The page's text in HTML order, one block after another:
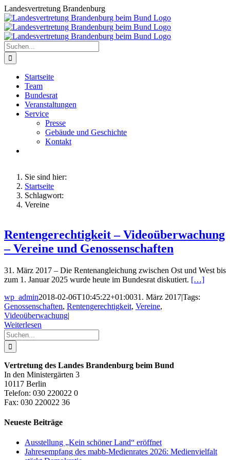
Zum
Inhalt
springen
Landesvertretung Brandenburg
Suche
nach:
Startseite
Team
Bundesrat
Veranstaltungen
Service
Presse
Gebäude und Geschichte
Kontakt
Sie sind hier:
Startseite
Schlagwort:
Vereine
Rentengerechtigkeit – Videoüberwachung
– Vereine und Genossenschaften
31. März 2017 – Die Rentenangleichung zwischen Ost und West bis
zum 1. Januar 2025 wurde heute im Bundesrat diskutiert. […]
wp_admin2018-02-06T10:45:22+01:0031. März 2017|Tags:
Genossenschaften, Rentengerechtigkeit, Vereine,
Videoüberwachung|
Weiterlesen
Suche
nach:
Vertretung des Landes Brandenburg beim Bund
In den Ministergärten 3
10117 Berlin
Telefon: 030 220022 0
Fax: 030 220022 36
Neueste Beiträge
Ausstellung „Kein schöner Land“ eröffnet
Jahresempfang des mabb-Medienrates 2026: Medienvielfalt